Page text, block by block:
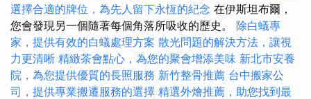
選擇合適的牌位，為先人留下永恆的紀念 在伊斯坦布爾，
您會發現另一個隨著每個角落所吸收的歷史。 除白蟻專
家，提供有效的白蟻處理方案 散光問題的解決方法，讓視
力更清晰 精緻茶會點心，為您的聚會增添美味 新北市安養
院，為您提供優質的長照服務 新竹整骨推薦 台中搬家公
司，提供專業搬遷服務的選擇 精選外燴推薦，助您找到最